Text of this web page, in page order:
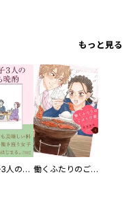
もっと見る
働き女子3人のおうち晩酌 働くふたりのごほうび飯